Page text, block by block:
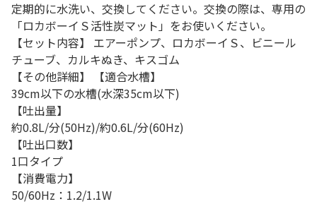
定期的に水洗い、交換してください。交換の際は、専用の
「ロカボーイＳ活性炭マット」をお使いください。
【セット内容】 エアーポンプ、ロカボーイＳ、ビニール
チューブ、カルキぬき、キスゴム
【その他詳細】 【適合水槽】
39cm以下の水槽(水深35cm以下)
【吐出量】
約0.8L/分(50Hz)/約0.6L/分(60Hz)
【吐出口数】
1口タイプ
【消費電力】
50/60Hz：1.2/1.1W